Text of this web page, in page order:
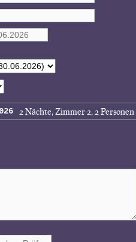
2 Nächte, Zimmer 2, 2 Personen